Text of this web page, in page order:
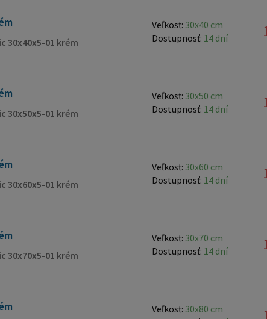
výrobe
voľne,
spôsob
iba
okamžitou
aby
30x40x5-01 krém
Veľkosť: 30x40 cm
Dostupnosť: 14 dní
30x50x5-01 krém
Veľkosť: 30x50 cm
Dostupnosť: 14 dní
30x60x5-01 krém
Veľkosť: 30x60 cm
Dostupnosť: 14 dní
30x70x5-01 krém
Veľkosť: 30x70 cm
Dostupnosť: 14 dní
Veľkosť: 30x80 cm